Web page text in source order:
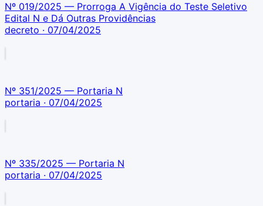
Nº 019/2025 — Prorroga A Vigência do Teste Seletivo
Edital N e Dá Outras Providências
decreto · 07/04/2025
Nº 351/2025 — Portaria N
portaria · 07/04/2025
Nº 335/2025 — Portaria N
portaria · 07/04/2025